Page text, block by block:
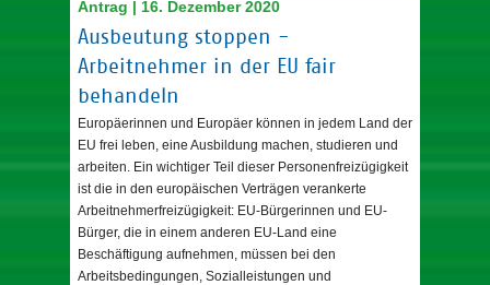
Antrag | 16. Dezember 2020
Ausbeutung stoppen -
Arbeitnehmer in der EU fair
behandeln
Europäerinnen und Europäer können in jedem Land der
EU frei leben, eine Ausbildung machen, studieren und
arbeiten. Ein wichtiger Teil dieser Personenfreizügigkeit
ist die in den europäischen Verträgen verankerte
Arbeitnehmerfreizügigkeit: EU-Bürgerinnen und EU-
Bürger, die in einem anderen EU-Land eine
Beschäftigung aufnehmen, müssen bei den
Arbeitsbedingungen, Sozialleistungen und